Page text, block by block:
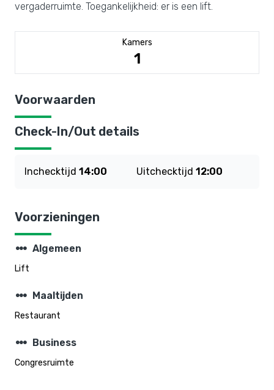
vergaderruimte. Toegankelijkheid: er is een lift.
Kamers
1
Voorwaarden
Check-In/Out details
Inchecktijd 14:00 Uitchecktijd 12:00
Voorzieningen
steppers Algemeen
Lift
steppers Maaltijden
Restaurant
steppers Business
Congresruimte